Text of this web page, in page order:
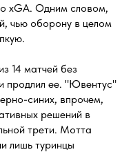
xGA. Одним словом,
чью оборону в целом
14 матчей без
продлил ее. "Ювентус"
синих, впрочем,
решений в
трети. Мотта
лишь туринцы